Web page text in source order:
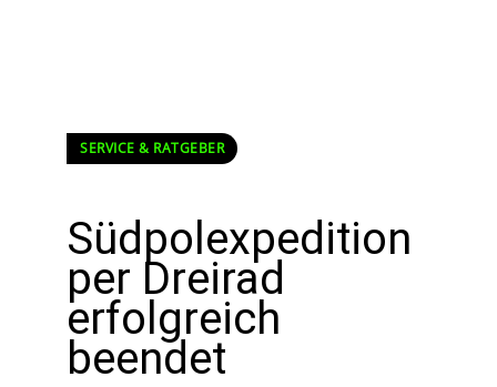
SERVICE & RATGEBER
Südpolexpedition
per Dreirad
erfolgreich
beendet